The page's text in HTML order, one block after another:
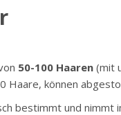
50-100 Haaren (mit
Haare, können
bestimmt und nimmt